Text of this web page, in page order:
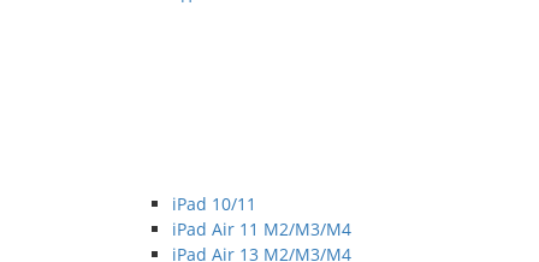
iPad 10/11
iPad Air 11 M2/M3/M4
iPad Air 13 M2/M3/M4